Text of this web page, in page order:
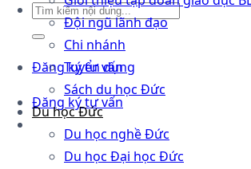
Đăng ký tư vấn
Đăng ký tư vấn
Đội ngũ lãnh đạo
Chi nhánh
Tuyển dụng
Sách du học Đức
Du học Đức
Du học nghề Đức
Du học Đại học Đức